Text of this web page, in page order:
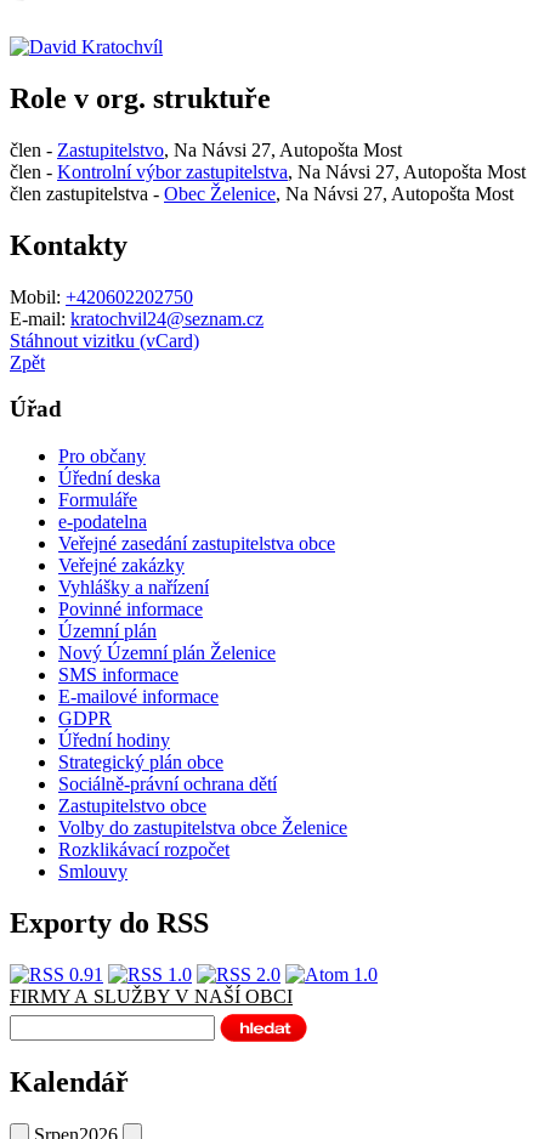
Role v org. struktuře
člen - Zastupitelstvo, Na Návsi 27, Autopošta Most
člen - Kontrolní výbor zastupitelstva, Na Návsi 27, Autopošta Most
člen zastupitelstva - Obec Želenice, Na Návsi 27, Autopošta Most
Kontakty
Mobil: +420602202750
E-mail: kratochvil24@seznam.cz
Stáhnout vizitku (vCard)
Zpět
Úřad
Pro občany
Úřední deska
Formuláře
e-podatelna
Veřejné zasedání zastupitelstva obce
Veřejné zakázky
Vyhlášky a nařízení
Povinné informace
Územní plán
Nový Územní plán Želenice
SMS informace
E-mailové informace
GDPR
Úřední hodiny
Strategický plán obce
Sociálně-právní ochrana dětí
Zastupitelstvo obce
Volby do zastupitelstva obce Želenice
Rozklikávací rozpočet
Smlouvy
Exporty do RSS
FIRMY A SLUŽBY V NAŠÍ OBCI
Kalendář
Srpen2026